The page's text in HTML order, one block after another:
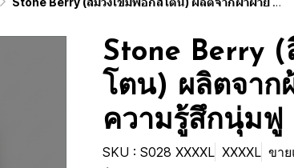
Stone Berry
โตน) ผลิตจาก
ความรู้สึกนุ่มฟู
SKU : S028 XXXXL XXXXL ขา